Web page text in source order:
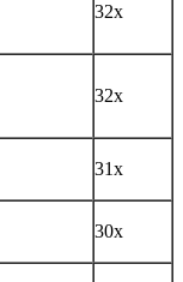
32x
32x
31x
30x